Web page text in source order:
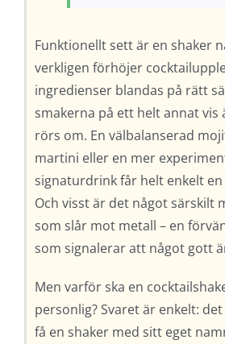
Funktionellt sett är en shaker
verkligen förhöjer
ingredienser blandas på rätt
smakerna på ett helt annat vis
rörs om. En välbalanserad
martini eller en mer
signaturdrink får helt enkelt
Och visst är det något särskilt
som slår mot metall – en
som signalerar att något gott
Men varför ska en
personlig? Svaret är enkelt:
få en shaker med sitt eget